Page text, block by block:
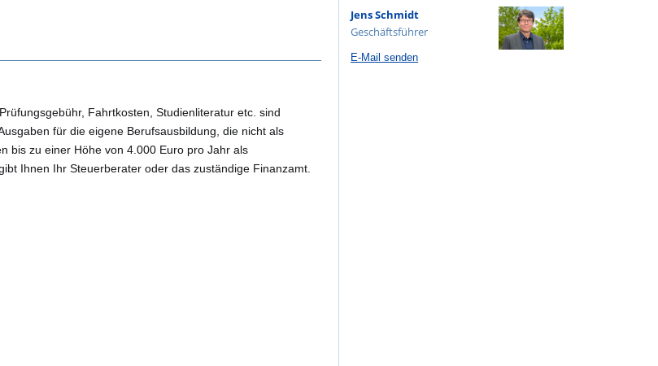
Fahrtkosten, Studienliteratur etc. sind
für die eigene Berufsausbildung, die nicht als
bis zu einer Höhe von 4.000 Euro pro Jahr als
Ihnen Ihr Steuerberater oder das zuständige Finanzamt.
Jens Schmidt
Geschäftsführer
E-Mail senden